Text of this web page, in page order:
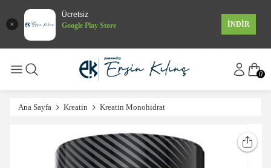
Ücretsiz
Google Play Store
İNDİR
0
Ana Sayfa Kreatin Kreatin Monohidrat